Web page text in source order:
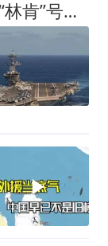
全球霸主的水兵竟饿着肚子：“林肯”号的困境，撕下了谁的脸皮？